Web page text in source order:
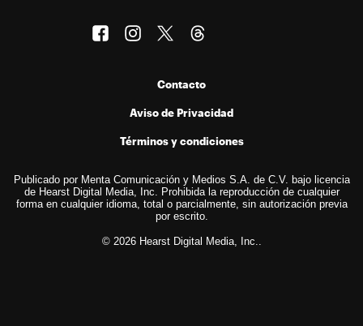
Contacto
Aviso de Privacidad
Términos y condiciones
Publicado por Menta Comunicación y Medios S.A. de C.V. bajo licencia
de Hearst Digital Media, Inc. Prohibida la reproducción de cualquier
forma en cualquier idioma, total o parcialmente, sin autorización previa
por escrito.
© 2026 Hearst Digital Media, Inc..